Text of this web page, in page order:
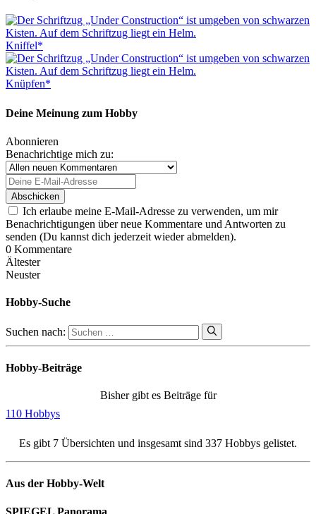
Kniffel*
Knüpfen*
Deine Meinung zum Hobby
Abonnieren
Benachrichtige mich zu:
Ich erlaube meine E-Mail-Adresse zu verwenden, um mir
Benachrichtigungen über neue Kommentare und Antworten zu
senden (Du kannst dich jederzeit wieder abmelden).
0 Kommentare
Ältester
Neuster
Hobby-Suche
Suchen nach:
Hobby-Beiträge
Bisher gibt es Beiträge für
110 Hobbys
Es gibt 7 Übersichten und insgesamt sind 337 Hobbys gelistet.
Aus der Hobby-Welt
SPIEGEL Panorama